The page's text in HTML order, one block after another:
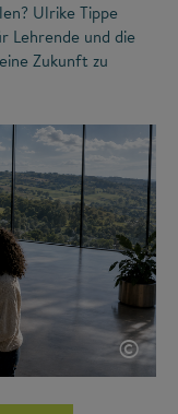
Ulrike Tippe
Lehrende und die
Zukunft zu
©